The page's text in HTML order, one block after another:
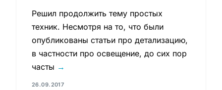
Решил продолжить тему простых
техник. Несмотря на то, что были
опубликованы статьи про детализацию,
в частности про освещение, до сих пор
часты →
26.09.2017